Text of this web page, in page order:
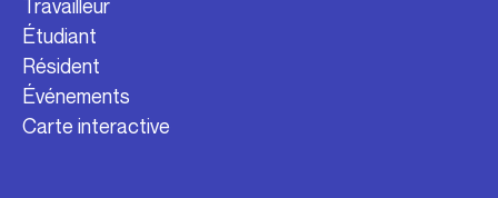
Travailleur
Étudiant
Résident
Événements
Carte interactive